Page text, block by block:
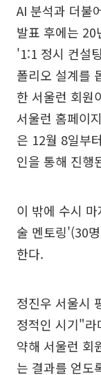
AI 분석과 더불
발표 후에는
'1:1 정시 컨설
폴리오 설계를
한 서울런 회원
서울런 홈페이
은 12월 8일부
인을 통해 진행
이 밖에 수시
술 멘토링'(30
한다.
정진우 서울시
정적인 시기"라
약해 서울런 회
는 결과를 얻도